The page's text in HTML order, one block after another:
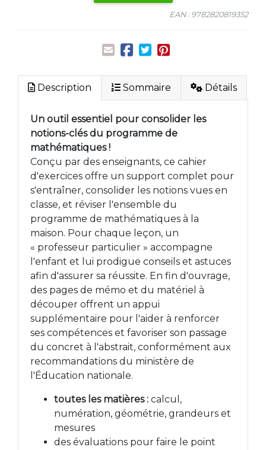
EAN : 9782820819352
Description Sommaire Détails
Un outil essentiel pour consolider les
notions-clés du programme de
mathématiques !
Conçu par des enseignants, ce cahier
d'exercices offre un support complet pour
s'entraîner, consolider les notions vues en
classe, et réviser l'ensemble du
programme de mathématiques à la
maison. Pour chaque leçon, un
« professeur particulier » accompagne
l'enfant et lui prodigue conseils et astuces
afin d'assurer sa réussite. En fin d'ouvrage,
des pages de mémo et du matériel à
découper offrent un appui
supplémentaire pour l'aider à renforcer
ses compétences et favoriser son passage
du concret à l'abstrait, conformément aux
recommandations du ministère de
l'Éducation nationale.
toutes les matières : calcul,
numération, géométrie, grandeurs et
mesures
des évaluations pour faire le point